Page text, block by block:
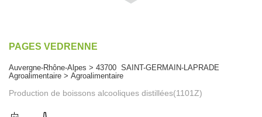
PAGES VEDRENNE
Auvergne-Rhône-Alpes > 43700 SAINT-GERMAIN-LAPRADE
Agroalimentaire > Agroalimentaire
Production de boissons alcooliques distillées(1101Z)